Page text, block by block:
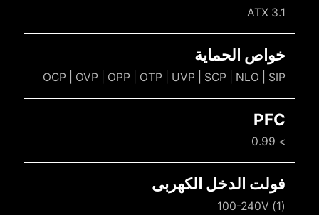
ATX 3.1
خواص الحماية
OCP | OVP | OPP | OTP | UVP | SCP | NLO | SIP
PFC
> 0.99
فولت الدخل الكهربى
(1) 100-240V